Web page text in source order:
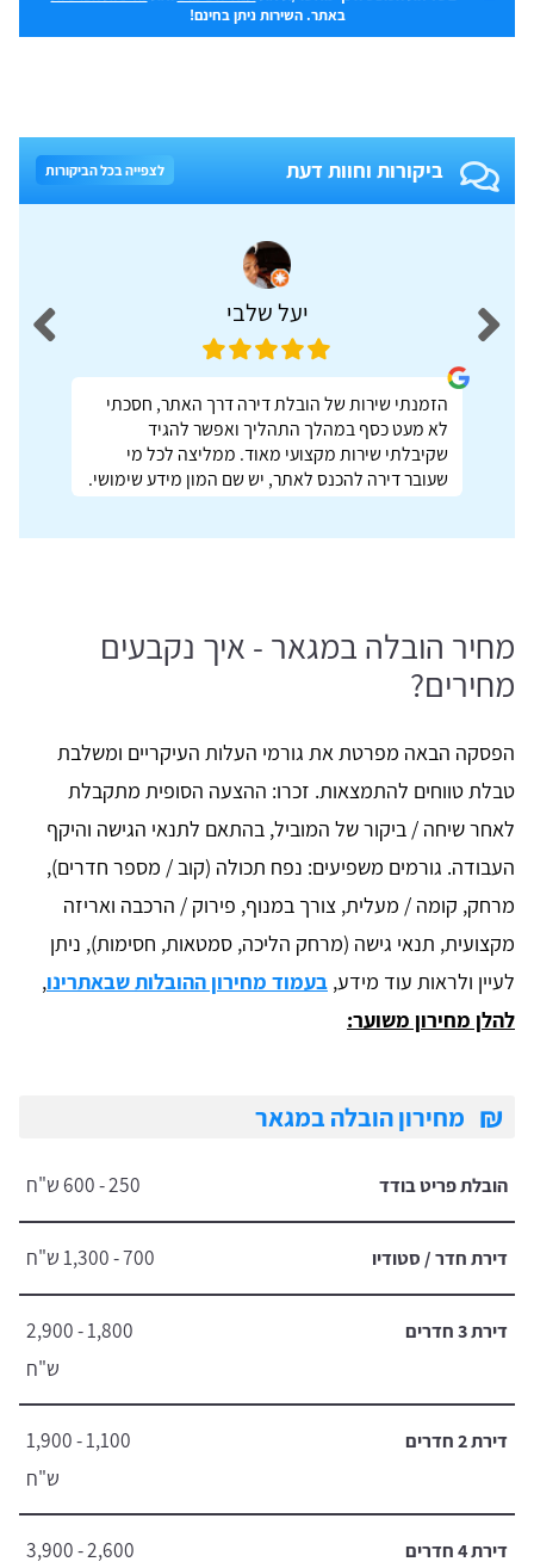
באתר. השירות ניתן בחינם!
ביקורות וחוות דעת לצפייה בכל הביקורות
יעל שלבי
הזמנתי שירות של הובלת דירה דרך האתר, חסכתי
לא מעט כסף במהלך התהליך ואפשר להגיד
שקיבלתי שירות מקצועי מאוד. ממליצה לכל מי
שעובר דירה להכנס לאתר, יש שם המון מידע שימושי.
מחיר הובלה במגאר - איך נקבעים
מחירים?
הפסקה הבאה מפרטת את גורמי העלות העיקריים ומשלבת
טבלת טווחים להתמצאות. זכרו: ההצעה הסופית מתקבלת
לאחר שיחה / ביקור של המוביל, בהתאם לתנאי הגישה והיקף
העבודה. גורמים משפיעים: נפח תכולה (קוב / מספר חדרים),
מרחק, קומה / מעלית, צורך במנוף, פירוק / הרכבה ואריזה
מקצועית, תנאי גישה (מרחק הליכה, סמטאות, חסימות), ניתן
לעיין ולראות עוד מידע, בעמוד מחירון ההובלות שבאתרינו,
להלן מחירון משוער:
₪ מחירון הובלה במגאר
הובלת פריט בודד 250 - 600 ש"ח
דירת חדר / סטודיו 700 - 1,300 ש"ח
דירת 3 חדרים
1,800 - 2,900
ש"ח
דירת 2 חדרים
1,100 - 1,900
ש"ח
דירת 4 חדרים 2,600 - 3,900